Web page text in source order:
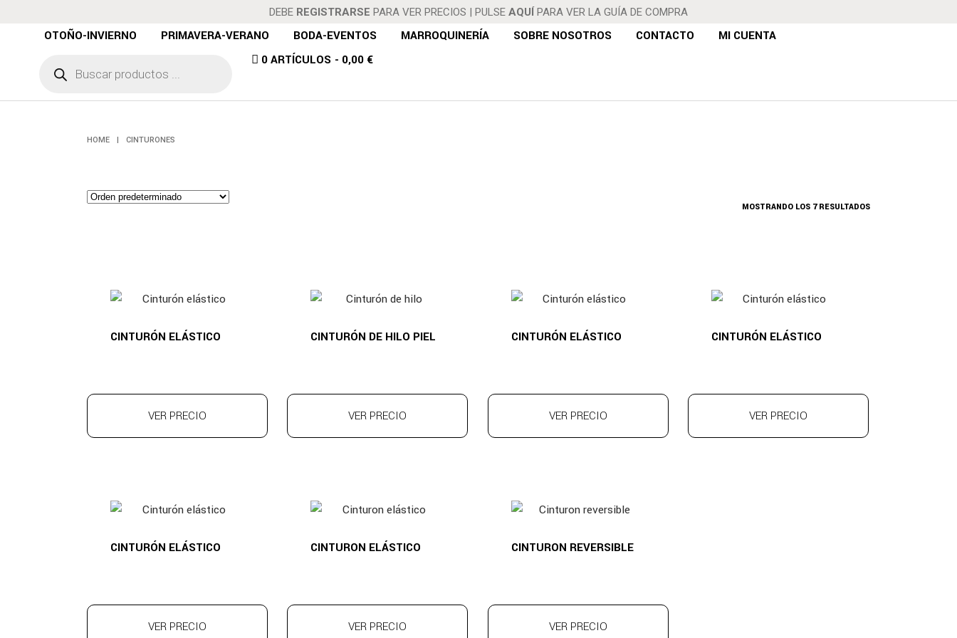
DEBE REGISTRARSE PARA VER PRECIOS | PULSE AQUÍ PARA VER LA GUÍA DE COMPRA
OTOÑO-INVIERNO PRIMAVERA-VERANO BODA-EVENTOS MARROQUINERÍA SOBRE NOSOTROS CONTACTO
MI CUENTA
productos
0 ARTÍCULOS 0,00 €
CINTURONES
HOME | CINTURONES
MOSTRANDO LOS 7 RESULTADOS
CINTURÓN ELÁSTICO
VER PRECIO
CINTURÓN DE HILO PIEL
VER PRECIO
CINTURÓN ELÁSTICO
VER PRECIO
CINTURÓN ELÁSTICO
VER PRECIO
CINTURÓN ELÁSTICO
VER PRECIO
CINTURON ELÁSTICO
VER PRECIO
CINTURON REVERSIBLE
VER PRECIO